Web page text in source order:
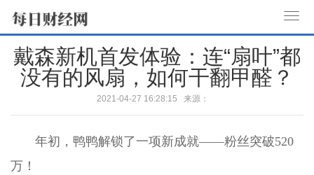
o
戴森新机首发体验：连“扇叶”都
没有的风扇，如何干翻甲醛？
2021-04-27 16:28:15 来源：
年初，鸭鸭解锁了一项新成就——粉丝突破520
万！